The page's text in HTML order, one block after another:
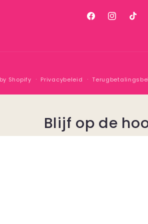
FacebookInstagram
TikTok
Shopify Privacybeleid
Blijf op de